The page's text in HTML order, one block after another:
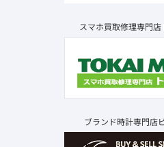
スマホ買取修理専門
ブランド時計専門店